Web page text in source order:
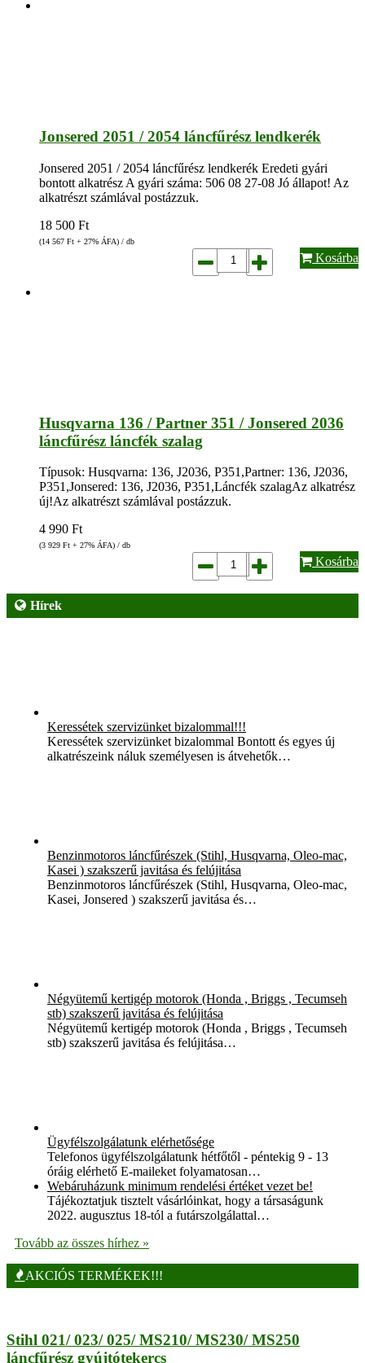
Jonsered 2051 / 2054 láncfűrész lendkerék
Jonsered 2051 / 2054 láncfűrész lendkerék Eredeti gyári
bontott alkatrész A gyári száma: 506 08 27-08 Jó állapot! Az
alkatrészt számlával postázzuk.
18 500 Ft
(14 567 Ft + 27% ÁFA) / db
Kosárba
Husqvarna 136 / Partner 351 / Jonsered 2036
láncfűrész láncfék szalag
Típusok: Husqvarna: 136, J2036, P351,Partner: 136, J2036,
P351,Jonsered: 136, J2036, P351,Láncfék szalagAz alkatrész
új!Az alkatrészt számlával postázzuk.
4 990 Ft
(3 929 Ft + 27% ÁFA) / db
Kosárba
Hírek
Keressétek szervizünket bizalommal!!!
Keressétek szervizünket bizalommal Bontott és egyes új
alkatrészeink náluk személyesen is átvehetők…
Benzinmotoros láncfűrészek (Stihl, Husqvarna, Oleo-mac,
Kasei ) szakszerű javitása és felújitása
Benzinmotoros láncfűrészek (Stihl, Husqvarna, Oleo-mac,
Kasei, Jonsered ) szakszerű javitása és…
Négyütemű kertigép motorok (Honda , Briggs , Tecumseh
stb) szakszerű javitása és felújitása
Négyütemű kertigép motorok (Honda , Briggs , Tecumseh
stb) szakszerű javitása és felújitása…
Ügyfélszolgálatunk elérhetősége
Telefonos ügyfélszolgálatunk hétfőtől - péntekig 9 - 13
óráig elérhető E-maileket folyamatosan…
Webáruházunk minimum rendelési értéket vezet be!
Tájékoztatjuk tisztelt vásárlóinkat, hogy a társaságunk
2022. augusztus 18-tól a futárszolgálattal…
Tovább az összes hírhez »
AKCIÓS TERMÉKEK!!!
Stihl 021/ 023/ 025/ MS210/ MS230/ MS250
láncfűrész gyújtótekercs